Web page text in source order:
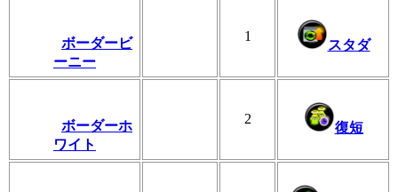
ボーダービ
ーニー
1
スタダ
ボーダーホ
ワイト
2
復短